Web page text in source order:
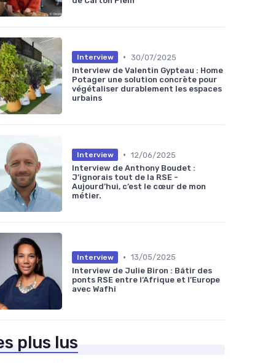
Interview • 30/07/2025
Interview de Valentin Gypteau : Home
Potager une solution concrète pour
végétaliser durablement les espaces
urbains
Interview • 12/06/2025
Interview de Anthony Boudet :
J’ignorais tout de la RSE -
Aujourd’hui, c’est le cœur de mon
métier.
Interview • 13/05/2025
Interview de Julie Biron : Bâtir des
ponts RSE entre l’Afrique et l’Europe
avec Wafhi
plus lus